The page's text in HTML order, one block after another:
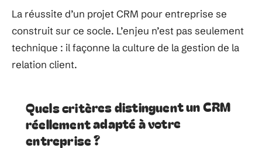
La réussite d’un projet CRM pour entreprise se
construit sur ce socle. L’enjeu n’est pas seulement
technique : il façonne la culture de la gestion de la
relation client.
Quels critères distinguent un CRM
réellement adapté à votre
entreprise ?